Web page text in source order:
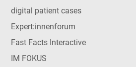
digital patient cases
Expert:innenforum
Fast Facts Interactive
IM FOKUS